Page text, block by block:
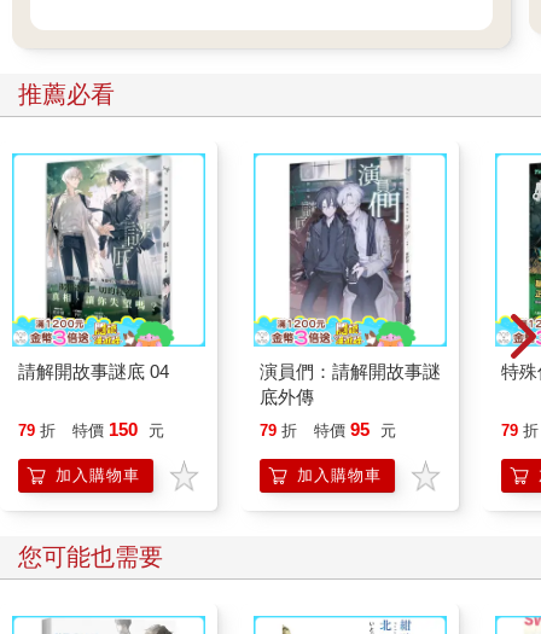
推薦必看
請解開故事謎底 04
79 折 特價 150 元
加入購物車
演員們：請解開故事謎
底外傳
79 折 特價 95 元
加入購物車
特
79 折
您可能也需要